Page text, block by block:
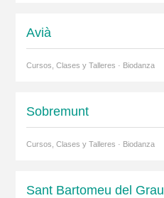
Avià
Cursos, Clases y Talleres · Biodanza
Sobremunt
Cursos, Clases y Talleres · Biodanza
Sant Bartomeu del Grau